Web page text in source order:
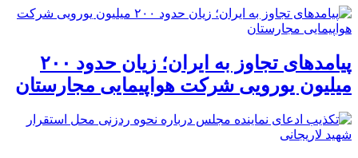
پیامدهای تجاوز به ایران؛ زیان حدود ۲۰۰
میلیون یورویی شرکت هواپیمایی مجارستان